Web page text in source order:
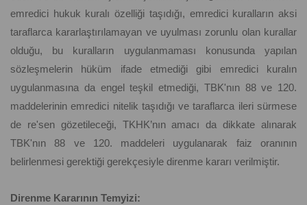
emredici hukuk kuralı özelliği taşıdığı, emredici kuralların aksi
taraflarca kararlaştırılamayan ve uyulması zorunlu olan kurallar
olduğu, bu kuralların uygulanmaması konusunda yapılan
sözleşmelerin hüküm ifade etmediği gibi emredici kuralın
uygulanmasına da engel teşkil etmediği, TBK'nın 88 ve 120.
maddelerinin emredici nitelik taşıdığı ve taraflarca ileri sürmese
de re'sen gözetileceği, TKHK’nın amacı da dikkate alınarak
TBK'nın 88 ve 120. maddeleri uygulanarak faiz oranının
belirlenmesi gerektiği gerekçesiyle direnme kararı verilmiştir.
Direnme Kararının Temyizi: